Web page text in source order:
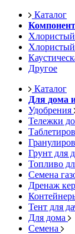
Каталог
Другое
Каталог
Для дома
Удобрения
Тележки
Грунт для
Топливо
Семена
Дренаж
Тент для
Для дома
Семена